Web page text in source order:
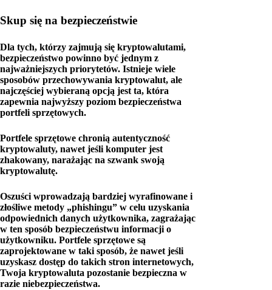
Skup się na bezpieczeństwie
Dla tych, którzy zajmują się kryptowalutami,
bezpieczeństwo powinno być jednym z
najważniejszych priorytetów. Istnieje wiele
sposobów przechowywania kryptowalut, ale
najczęściej wybieraną opcją jest ta, która
zapewnia najwyższy poziom bezpieczeństwa
portfeli sprzętowych.
Portfele sprzętowe chronią autentyczność
kryptowaluty, nawet jeśli komputer jest
zhakowany, narażając na szwank swoją
kryptowalutę.
Oszuści wprowadzają bardziej wyrafinowane i
złośliwe metody „phishingu” w celu uzyskania
odpowiednich danych użytkownika, zagrażając
w ten sposób bezpieczeństwu informacji o
użytkowniku. Portfele sprzętowe są
zaprojektowane w taki sposób, że nawet jeśli
uzyskasz dostęp do takich stron internetowych,
Twoja kryptowaluta pozostanie bezpieczna w
razie niebezpieczeństwa.